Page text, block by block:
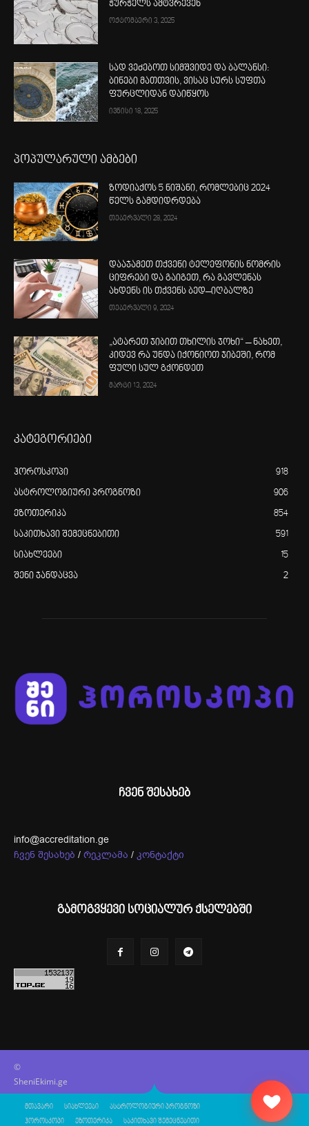
ჭურჭელს ამტვრევენ
ოქტომბერი 3, 2025
სად ვეძებოთ სიმშვიდე და ბალანსი:
ბინები მათთვის, ვისაც სურს სუფთა
ფურცლიდან დაიწყოს
ივნისი 18, 2025
პოპულარული ამბები
ზოდიაქოს 5 ნიშანი, რომლებიც 2024
წელს გამდიდრდება
თებერვალი 28, 2024
დააჯამეთ თქვენი ტელეფონის ნომრის
ციფრები და გაიგეთ, რა გავლენას
ახდენს ის თქვენს ბედ–იღბალზე
თებერვალი 9, 2024
„ატარეთ ჯიბით თხილის ჯოხი“ – ნახეთ,
კიდევ რა უნდა იქონიოთ ჯიბეში, რომ
ფული სულ გქონდეთ
მარტი 13, 2024
კატეგორიები
ჰოროსკოპი 918
ასტროლოგიური პროგნოზი 906
ეზოთერიკა 854
საკითხავი შემეცნებითი 591
სიახლეები 15
შენი ჯანდაცვა 2
ჩვენ შესახებ
info@accreditation.ge
ჩვენ შესახებ / რეკლამა / კონტაქტი
გამოგვყევი სოციალურ ქსელებში
©
SheniEkimi.ge
მთავარი სიახლეები ასტროლოგიური პროგნოზი
ჰოროსკოპი ეზოთერიკა საკითხავი შემეცნებითი